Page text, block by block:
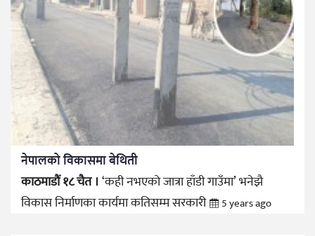
नेपालको विकासमा बेथिती
काठमाडौं १८ चैत । ‘कही नभएको जात्रा हाँडी गाउँमा’ भनेझै
विकास निर्माणका कार्यमा कतिसम्म सरकारी
5 years ago